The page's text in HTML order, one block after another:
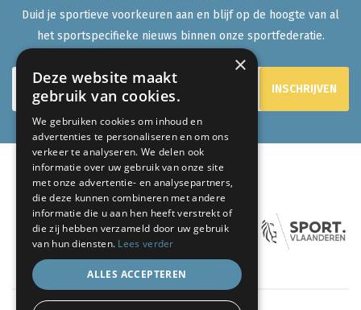
Duid je sportieve voorkeuren aan en blijf op de hoogte van al
het sportspecifieke nieuws binnen onze sportfederatie.
ONZE PARTNERS:
×
Deze website maakt
gebruik van cookies.
We gebruiken cookies om inhoud en
advertenties te personaliseren en om ons
verkeer te analyseren. We delen ook
informatie over uw gebruik van onze site
met onze advertentie- en analysepartners,
die deze kunnen combineren met andere
informatie die u aan hen heeft verstrekt of
die zij hebben verzameld door uw gebruik
van hun diensten. Lees verder
ALLES ACCEPTEREN